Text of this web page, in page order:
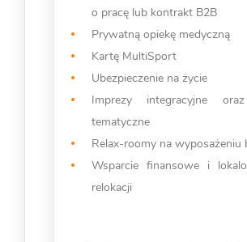
o pracę lub kontrakt B2B
Prywatną opiekę medyczną
Kartę MultiSport
Ubezpieczenie na życie
Imprezy integracyjne
tematyczne
Relax-roomy na wyposażeniu
Wsparcie finansowe i
relokacji